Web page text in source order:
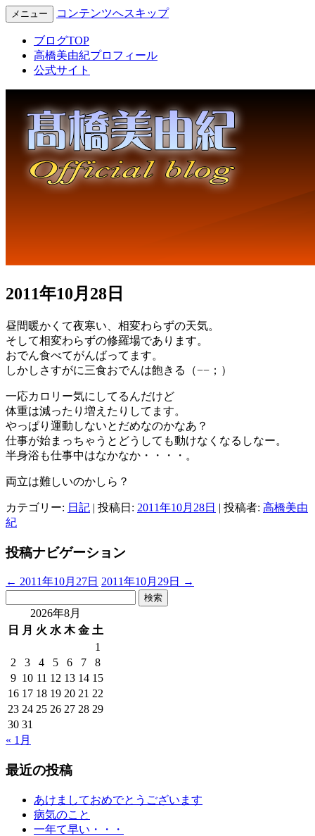
高橋美由紀オフィシャルブロ
グ
Miyuki Takahashi Official Blog
メニュー コンテンツへスキップ
ブログTOP
高橋美由紀プロフィール
公式サイト
2011年10月28日
昼間暖かくて夜寒い、相変わらずの天気。
そして相変わらずの修羅場であります。
おでん食べてがんばってます。
しかしさすがに三食おでんは飽きる（−−；）
一応カロリー気にしてるんだけど
体重は減ったり増えたりしてます。
やっぱり運動しないとだめなのかなあ？
仕事が始まっちゃうとどうしても動けなくなるしなー。
半身浴も仕事中はなかなか・・・・。
両立は難しいのかしら？
カテゴリー: 日記 | 投稿日: 2011年10月28日 | 投稿者: 高橋美由
紀
投稿ナビゲーション
← 2011年10月27日 2011年10月29日
→
2026年8月
日
月 火 水 木 金 土
1
2
3 4 5 6 7
8
9 10 11 12 13 14 15
16 17 18 19 20 21 22
23 24 25 26 27 28 29
30 31
« 1月
最近の投稿
あけましておめでとうございます
病気のこと
一年て早い・・・